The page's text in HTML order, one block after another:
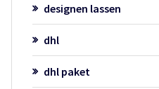
designen lassen
dhl
dhl paket